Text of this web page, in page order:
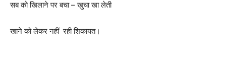
सब को खिलाने पर बचा – खुचा खा लेती
खाने को लेकर नहीं रही शिकायत।